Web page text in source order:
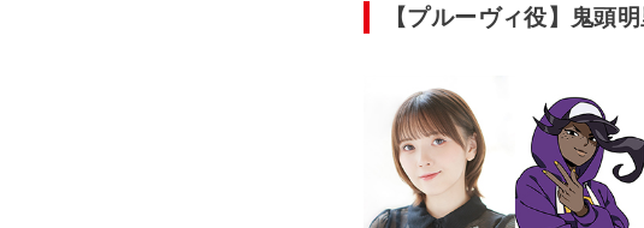
【プルーヴィ役】鬼頭